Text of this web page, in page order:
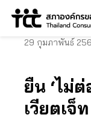
Skip
29 กุมภาพันธ์
ยื่น ‘ไม่
เวียตเจ็